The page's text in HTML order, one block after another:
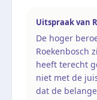
Uitspraak van
De hoger
Roekenbosch
heeft terecht
niet met de
dat de